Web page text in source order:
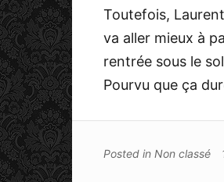
Toutefois,
va aller mieux à
rentrée sous le
Pourvu que ça
Posted in Non classé